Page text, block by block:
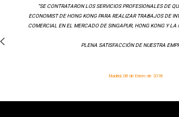
“SE CONTRATARON LOS SERVICIOS PROFESIONALES DE
ECONOMIST DE HONG KONG PARA REALIZAR TRABAJOS DE
COMERCIAL EN EL MERCADO DE SINGAPUR, HONG KONG Y LA
PLENA SATISFACCIÓN DE NUESTRA
Madrid, 08 de Enero de 2018